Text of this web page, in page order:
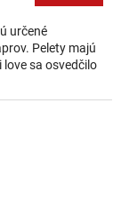
určené
Pelety majú
love sa osvedčilo